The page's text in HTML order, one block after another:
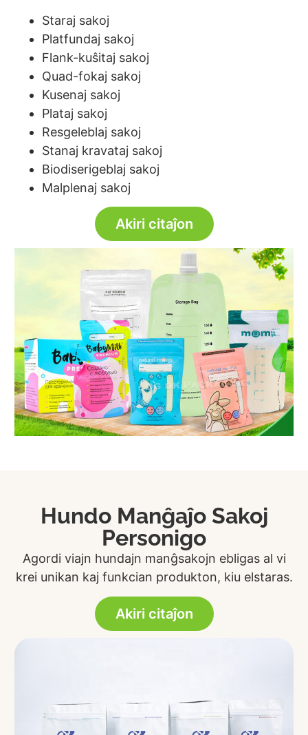
Staraj sakoj
Platfundaj sakoj
Flank-kuŝitaj sakoj
Quad-fokaj sakoj
Kusenaj sakoj
Plataj sakoj
Resgeleblaj sakoj
Stanaj kravataj sakoj
Biodiserigeblaj sakoj
Malplenaj sakoj
Akiri citaĵon
Hundo Manĝaĵo Sakoj
Personigo
Agordi viajn hundajn manĝsakojn ebligas al vi
krei unikan kaj funkcian produkton, kiu elstaras.
Akiri citaĵon